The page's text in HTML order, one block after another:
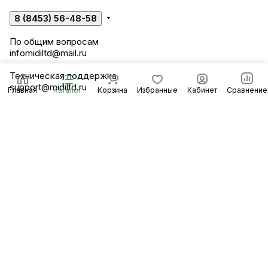
Главная Каталог Корзина Избранные Кабинет Сравнение
8 (8453) 56-48-58
По общим вопросам
infomidiltd@mail.ru
Техническая поддержка
support@midiltd.ru